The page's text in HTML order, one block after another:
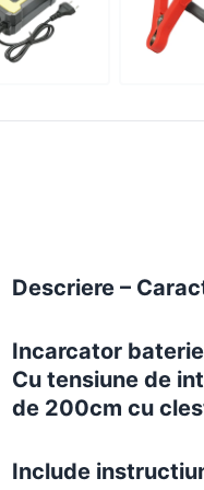
Descriere –
Incarcator
Cu tensiune de
de 200cm cu
Include